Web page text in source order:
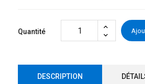
Quantité
DESCRIPTION